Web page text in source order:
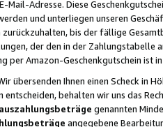
Mail-Adresse. Diese
und unterliegen unseren
zurückzuhalten, bis der fällige
der den in der
per Amazon-Geschenkgutschein ist
übersenden Ihnen einen Scheck in
behalten wir uns das
genannten
angegebene